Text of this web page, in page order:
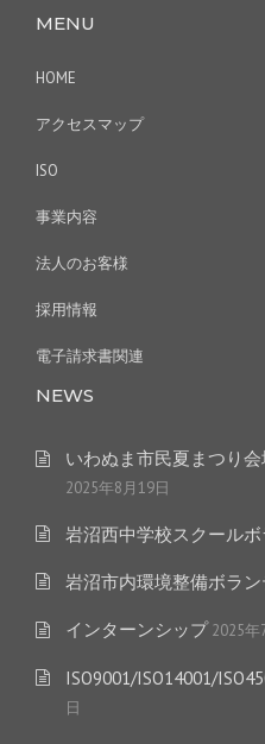
MENU
HOME
アクセスマップ
ISO
事業内容
法人のお客様
採用情報
電子請求書関連
NEWS
いわぬま市民夏まつり
2025年8月19日
岩沼西中学校スクール
岩沼市内環境整備ボラ
インターンシップ 2025年
ISO9001/ISO14001/
日